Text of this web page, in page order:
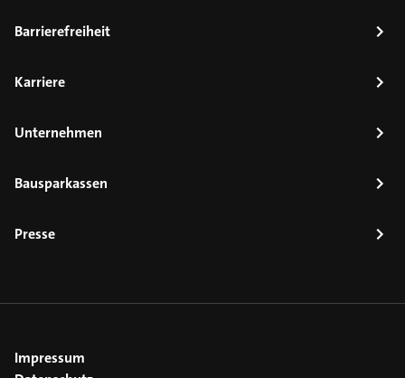
Barrierefreiheit
Karriere
Unternehmen
Bausparkassen
Presse
Impressum